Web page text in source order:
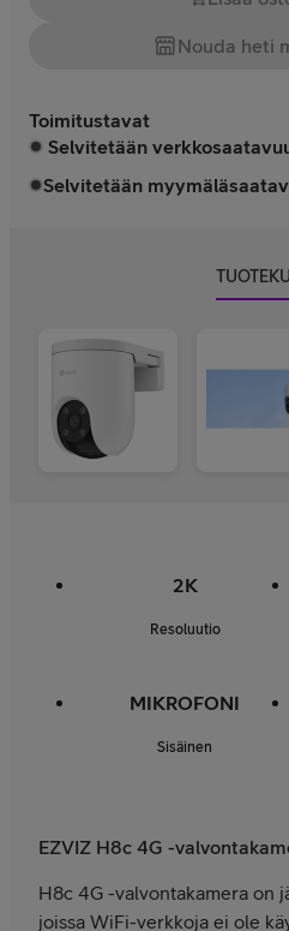
Nouda heti
Toimitustavat
Selvitetään
Selvitetään
2K
Resoluutio
MIKROFONI
Sisäinen
EZVIZ H8c 4G -
H8c 4G -valvontakamera on
joissa WiFi-verkkoja ei ole